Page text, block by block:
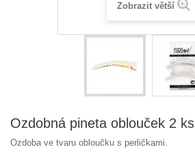
Zobrazit větší
Ozdobná pineta oblouček 2 ks
Ozdoba ve tvaru obloučku s perličkami.